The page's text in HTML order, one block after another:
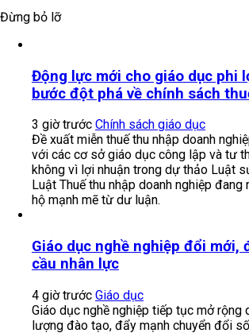
Đừng bỏ lỡ
Động lực mới cho giáo dục phi
bước đột phá về chính sách
3 giờ trước Chính sách giáo dục
Đề xuất miễn thuế thu nhập doanh
với các cơ sở giáo dục công lập và tư
không vì lợi nhuận trong dự thảo Luật
Luật Thuế thu nhập doanh nghiệp
hộ mạnh mẽ từ dư luận.
Giáo dục nghề nghiệp đổi mới,
cầu nhân lực
4 giờ trước Giáo dục
Giáo dục nghề nghiệp tiếp tục mở rộng
lượng đào tạo, đẩy mạnh chuyển đổi